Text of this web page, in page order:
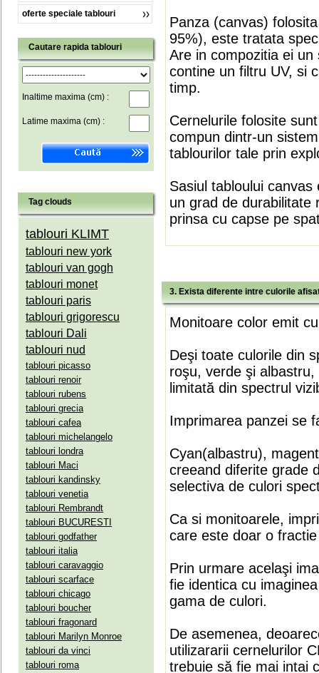
oferte speciale tablouri
Cautare rapida tablouri
Inaltime maxima (cm) :
Latime maxima (cm) :
Tag clouds
tablouri KLIMT
tablouri new york
tablouri van gogh
tablouri monet
tablouri paris
tablouri grigorescu
tablouri Dali
tablouri nud
tablouri picasso
tablouri renoir
tablouri rubens
tablouri grecia
tablouri cafea
tablouri michelangelo
tablouri londra
tablouri Maci
tablouri kandinsky
tablouri venetia
tablouri Rembrandt
tablouri BUCURESTI
tablouri godfather
tablouri italia
tablouri caravaggio
tablouri scarface
tablouri chicago
tablouri boucher
tablouri fragonard
tablouri Marilyn Monroe
tablouri da vinci
tablouri roma
Panza (canvas)
95%), este tratata
Are in compozitia ei
contine un filtru UV, si
timp.
Cernelurile folosite
compun dintr-un
tablourilor tale prin
Sasiul tabloului
un grad de durabilitate
prinsa cu capse pe
3. Exista diferente intre culorile
Monitoare color emit
Deşi toate culorile din
roşu, verde şi
limitată din spectrul
Imprimarea panzei se
Cyan(albastru),
creeand diferite grade
selectiva de culori
Ca si monitoarele,
care este doar o
Prin urmare acelaşi
fie identica cu
gama de culori.
De asemenea,
utilizararii cernelurilor
trebuie să fie mai intai